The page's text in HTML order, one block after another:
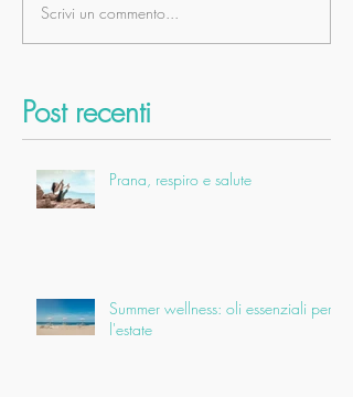
Scrivi un commento...
Post recenti
Prana, respiro e salute
Summer wellness: oli essenziali per
l'estate